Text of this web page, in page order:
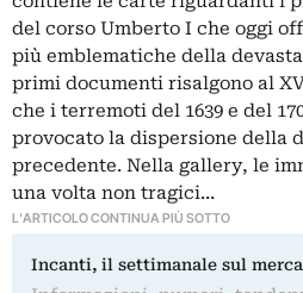
del corso Umberto I che oggi
più emblematiche della
primi documenti risalgono al
che i terremoti del 1639 e del
provocato la dispersione della
precedente. Nella gallery, le
una volta non tragici…
L'ARTICOLO CONTINUA PIÙ SOTTO
Incanti, il settimanale sul